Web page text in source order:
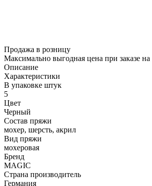
Продажа в розницу
Максимально выгодная цена при заказе на
Описание
Характеристики
В упаковке штук
5
Цвет
Черный
Состав пряжи
мохер, шерсть, акрил
Вид пряжи
мохеровая
Бренд
MAGIC
Страна производитель
Германия